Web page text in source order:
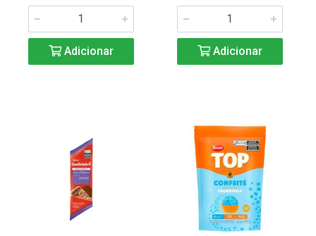
Adicionar Adicionar